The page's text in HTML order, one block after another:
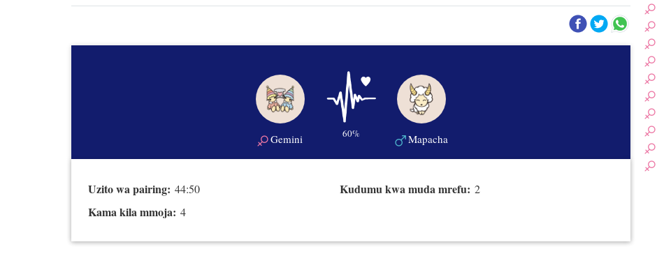
Gemini 60% Mapacha
Uzito wa pairing: 44:50
Kama kila mmoja: 4
Kudumu kwa muda mrefu: 2